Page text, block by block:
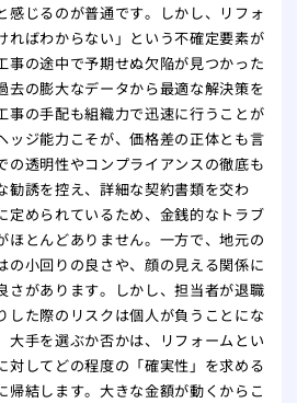
感じるのが普通です。しかし、リフォ
ればわからない」という不確定要素が
事の途中で予期せぬ欠陥が見つかった
去の膨大なデータから最適な解決策を
事の手配も組織力で迅速に行うことが
ッジ能力こそが、価格差の正体とも言
の透明性やコンプライアンスの徹底も
勧誘を控え、詳細な契約書類を交わ
定められているため、金銭的なトラブ
ほとんどありません。一方で、地元の
の小回りの良さや、顔の見える関係に
さがあります。しかし、担当者が退職
した際のリスクは個人が負うことにな
大手を選ぶか否かは、リフォームとい
対してどの程度の「確実性」を求める
帰結します。大きな金額が動くからこ